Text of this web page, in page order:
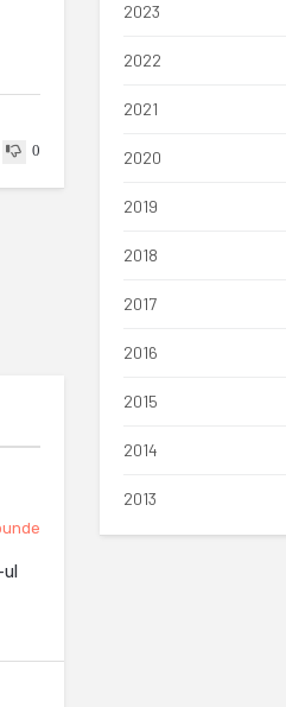
0
2023
2022
2021
2020
2019
2018
2017
2016
2015
2014
2013